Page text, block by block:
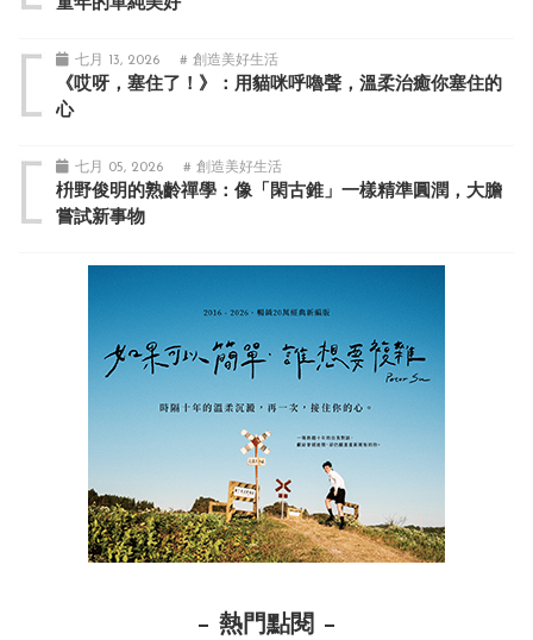
童年的單純美好
七月 13, 2026 # 創造美好生活
《哎呀，塞住了！》：用貓咪呼嚕聲，溫柔治癒你塞住的
心
七月 05, 2026 # 創造美好生活
枡野俊明的熟齡禪學：像「閑古錐」一樣精準圓潤，大膽
嘗試新事物
熱門點閱